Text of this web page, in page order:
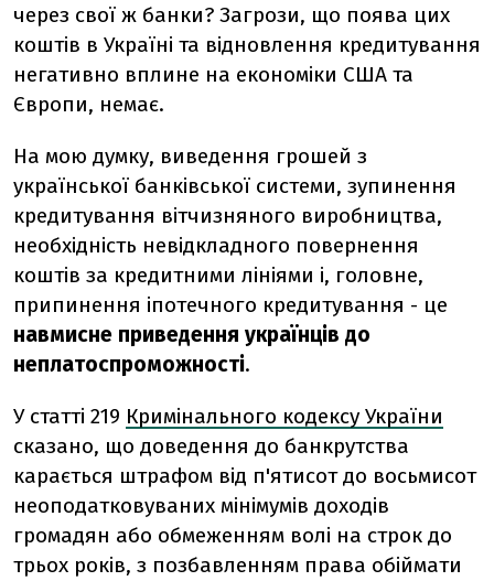
через свої ж банки? Загрози, що поява цих
коштів в Україні та відновлення кредитування
негативно вплине на економіки США та
Європи, немає.
На мою думку, виведення грошей з
української банківської системи, зупинення
кредитування вітчизняного виробництва,
необхідність невідкладного повернення
коштів за кредитними лініями і, головне,
припинення іпотечного кредитування - це
навмисне приведення українців до
неплатоспроможності.
У статті 219 Кримінального кодексу України
сказано, що доведення до банкрутства
карається штрафом від п'ятисот до восьмисот
неоподатковуваних мінімумів доходів
громадян або обмеженням волі на строк до
трьох років, з позбавленням права обіймати